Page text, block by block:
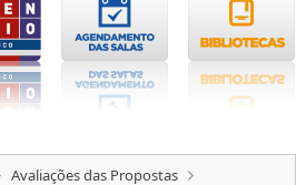
Avaliações das Propostas